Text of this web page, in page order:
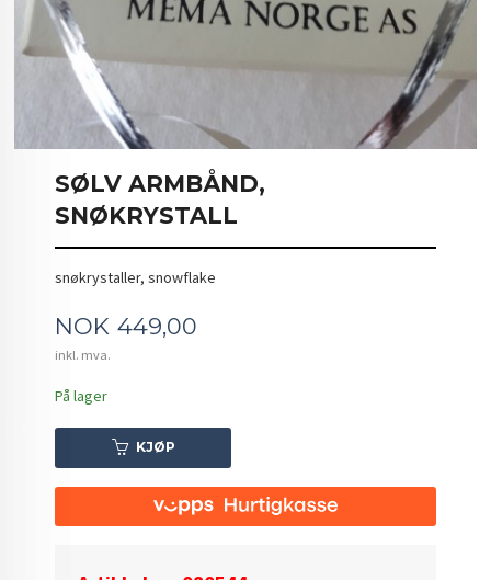
SØLV ARMBÅND,
SNØKRYSTALL
snøkrystaller, snowflake
Pris
NOK 449,00
inkl. mva.
På lager
KJØP